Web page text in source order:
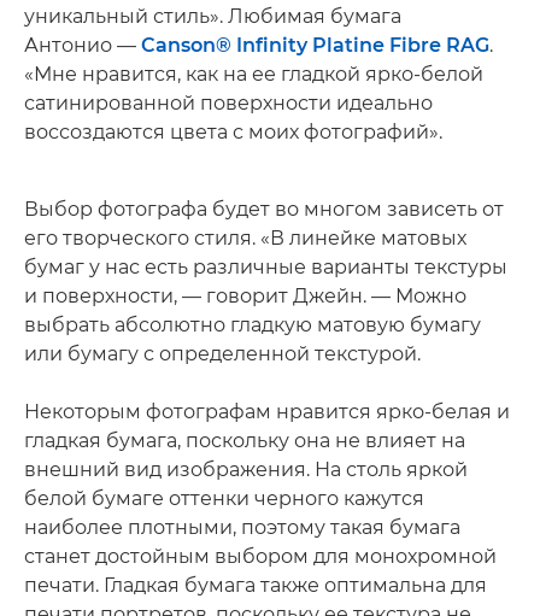
уникальный стиль». Любимая бумага
Антонио — Canson® Infinity Platine Fibre RAG.
«Мне нравится, как на ее гладкой ярко-белой
сатинированной поверхности идеально
воссоздаются цвета с моих фотографий».
Выбор фотографа будет во многом зависеть от
его творческого стиля. «В линейке матовых
бумаг у нас есть различные варианты текстуры
и поверхности, — говорит Джейн. — Можно
выбрать абсолютно гладкую матовую бумагу
или бумагу с определенной текстурой.
Некоторым фотографам нравится ярко-белая и
гладкая бумага, поскольку она не влияет на
внешний вид изображения. На столь яркой
белой бумаге оттенки черного кажутся
наиболее плотными, поэтому такая бумага
станет достойным выбором для монохромной
печати. Гладкая бумага также оптимальна для